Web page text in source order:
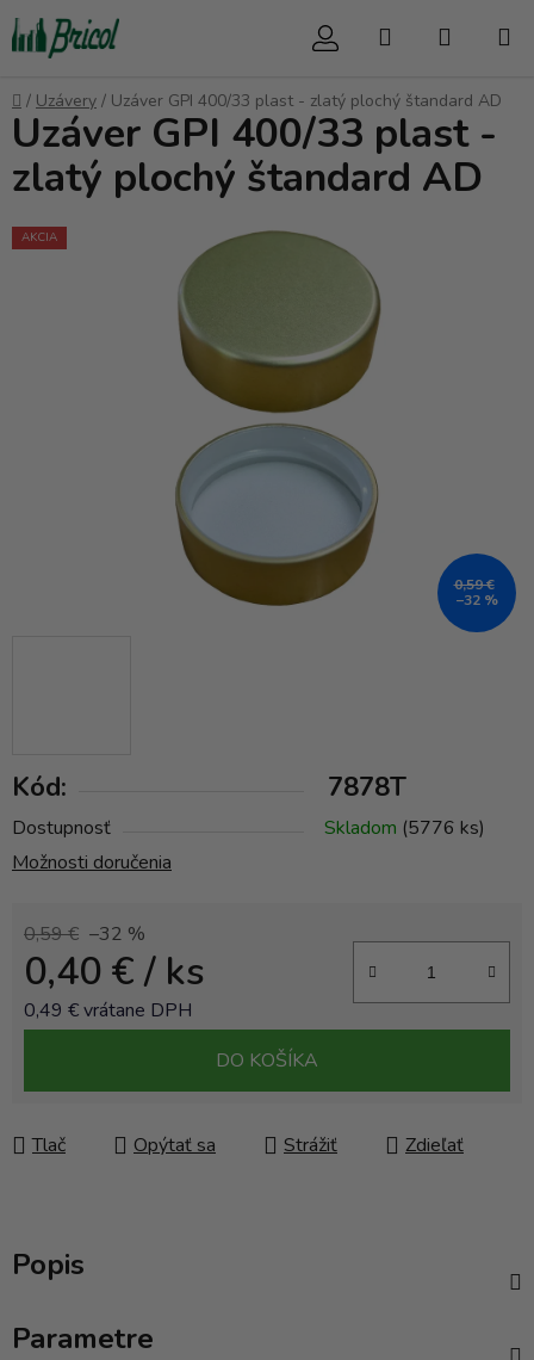
Prejsť
na
obsah
Hľadať
Domov
/ Uzávery / Uzáver GPI 400/33 plast - zlatý plochý štandard AD
Kód: 7878T
Dostupnosť Skladom (5776 ks)
Možnosti doručenia
0,59 € –32 %
0,40 €/ ks
0,49 € vrátane DPH
DO KOŠÍKA
Tlač Opýtať sa Strážiť Zdieľať
Uzáver GPI 400/33 plast -
zlatý plochý štandard AD
AKCIA
0,59 €
–32 %
Popis
Parametre